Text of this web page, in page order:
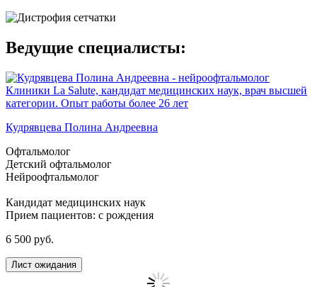
Ведущие специалисты:
Кудрявцева Полина Андреевна
Офтальмолог
Детский офтальмолог
Нейроофтальмолог
Кандидат медицинских наук
Прием пациентов: с рождения
6 500 руб.
Лист ожидания